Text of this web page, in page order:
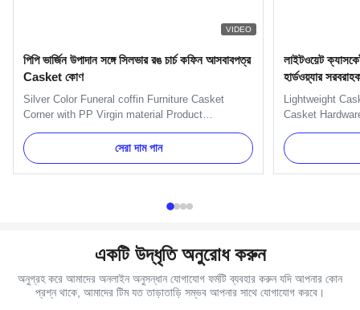
VIDEO
পিপি ভার্জিন উপাদান সঙ্গে সিলভার রঙ চার্চ কফিন আসবাবপত্র
Casket কোণ
Silver Color Funeral coffin Furniture Casket
Corner with PP Virgin material Product
Description: One set include 4pcs big casket
carners, 8 pcs small casket corners, 2pcs 80'
long steel bars (203cm) and 2pcs 26' short steel
bars (66cm). Item Name TX-Model 3# Material
সেরা দাম পান
লাইটওয়েট
হার্ডওয়্যার
Lightweight
Casket
Handles
set has four
Item Name TX-
(PP) Color
একটি উদ্ধৃতি অনুরোধ করুন
অনুগ্রহ করে আমাদের অনলাইন অনুসন্ধান যোগাযোগ ফর্মটি ব্যবহার করুন যদি আপনার কোন
প্রশ্ন থাকে, আমাদের টিম যত তাড়াতাড়ি সম্ভব আপনার সাথে যোগাযোগ করবে।